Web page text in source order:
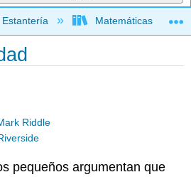
jerarquía global
Estantería Matemáticas
Riddle
pequeños argumentan que